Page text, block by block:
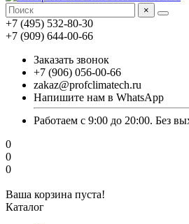
×
+7 (495) 532-80-30
+7 (909) 644-00-66
Заказать звонок
+7 (906) 056-00-66
zakaz@profclimatech.ru
Напишите нам в WhatsApp
Работаем с 9:00 до 20:00. Без
0
0
0
Ваша корзина пуста!
Каталог